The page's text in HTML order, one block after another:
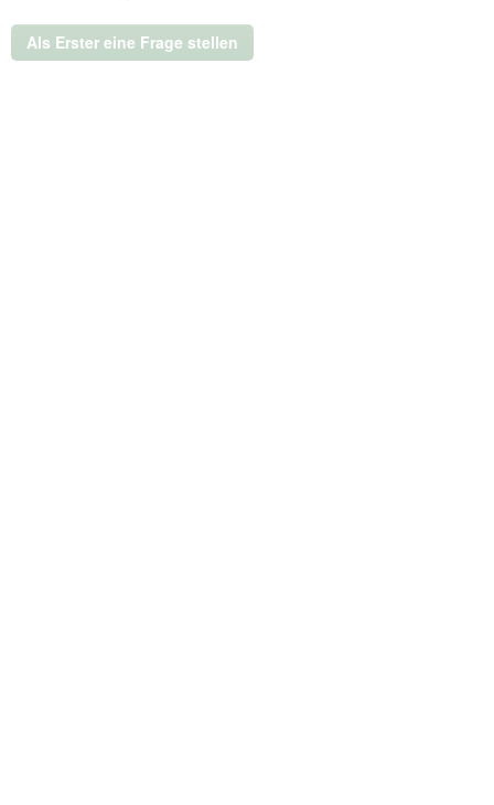
ein
modales
Als Erster eine Frage stellen